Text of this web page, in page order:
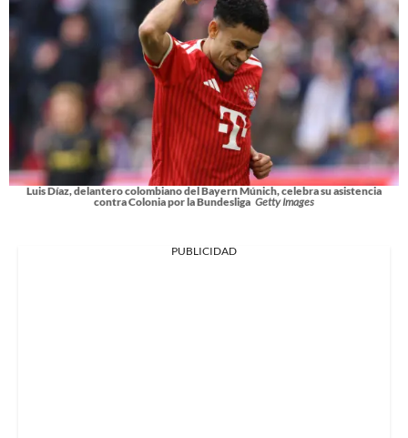
Luis Díaz, delantero colombiano del Bayern Múnich, celebra su asistencia
contra Colonia por la Bundesliga Getty Images
PUBLICIDAD